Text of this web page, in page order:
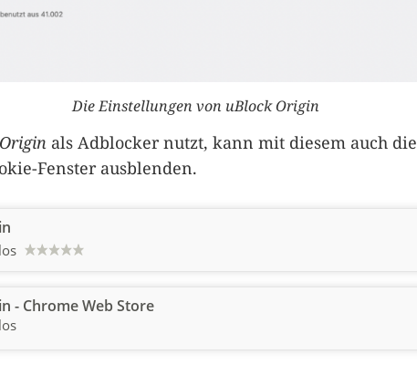
Die Einstellungen von uBlock Origin
als Adblocker nutzt, kann mit diesem auch die
Fenster ausblenden.
- Chrome Web Store